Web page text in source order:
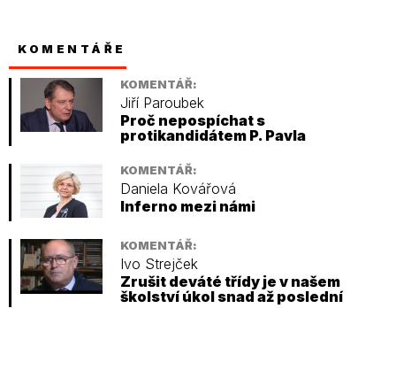
KOMENTÁŘE
KOMENTÁŘ:
Jiří Paroubek
Proč nepospíchat s
protikandidátem P. Pavla
KOMENTÁŘ:
Daniela Kovářová
Inferno mezi námi
KOMENTÁŘ:
Ivo Strejček
Zrušit deváté třídy je v našem
školství úkol snad až poslední